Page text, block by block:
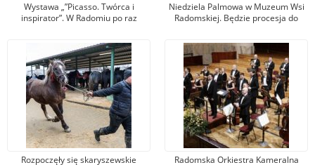
Wystawa „”Picasso. Twórca i
inspirator”. W Radomiu po raz
legendarnego artysty
Niedziela Palmowa w Muzeum Wsi
Radomskiej. Będzie procesja do
warsztaty
Rozpoczęły się skaryszewskie
Radomska Orkiestra Kameralna